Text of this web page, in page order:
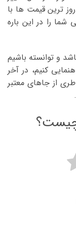
ترین قیمت ها با
را در این باره
و توانسته باشیم
کنیم، در آخر
از جاهای معتبر
چیست؟